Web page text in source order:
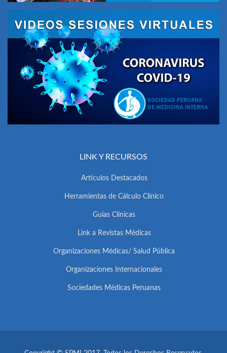
LINK Y RECURSOS
Artículos Destacados
Herramientas de Cálculo Clínico
Guías Clínicas
Link a Revistas Médicas
Organizaciones Médicas/ Salud Pública
Organizaciones Internacionales
Sociedades Médicas Peruanas